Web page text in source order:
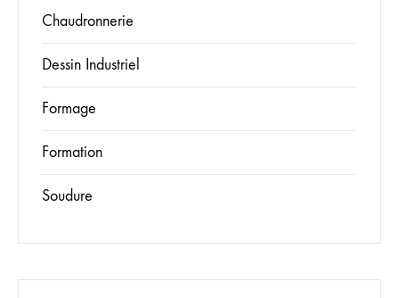
Chaudronnerie
Dessin Industriel
Formage
Formation
Soudure